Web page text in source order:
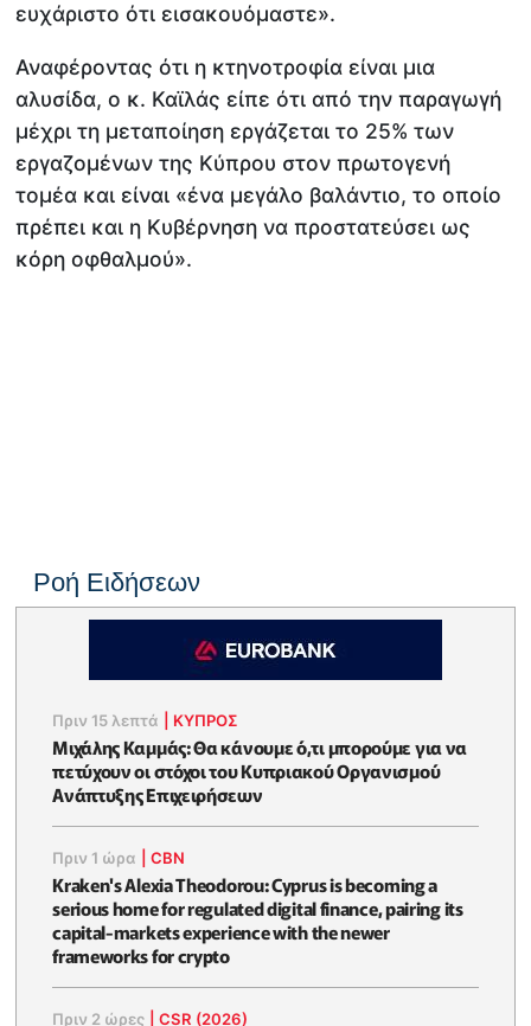
ευχάριστο ότι εισακουόμαστε».
Αναφέροντας ότι η κτηνοτροφία είναι μια
αλυσίδα, ο κ. Καϊλάς είπε ότι από την παραγωγή
μέχρι τη μεταποίηση εργάζεται το 25% των
εργαζομένων της Κύπρου στον πρωτογενή
τομέα και είναι «ένα μεγάλο βαλάντιο, το οποίο
πρέπει και η Κυβέρνηση να προστατεύσει ως
κόρη οφθαλμού».
Ροή Ειδήσεων
Πριν 15 λεπτά ΚΥΠΡΟΣ
Μιχάλης Καμμάς: Θα κάνουμε ό,τι μπορούμε για να
πετύχουν οι στόχοι του Κυπριακού Οργανισμού
Ανάπτυξης Επιχειρήσεων
Πριν 1 ώρα |CBN
Kraken's Alexia Theodorou: Cyprus is becoming a
serious home for regulated digital finance, pairing its
capital-markets experience with the newer
frameworks for crypto
Πριν 2 ώρες |CSR (2026)